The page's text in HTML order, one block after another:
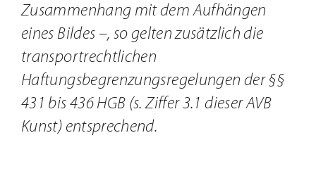
Zusammenhang mit dem Aufhängen
eines Bildes –, so gelten zusätzlich die
transportrechtlichen
Haftungsbegrenzungsregelungen der §§
431 bis 436 HGB (s. Ziffer 3.1 dieser AVB
Kunst) entsprechend.